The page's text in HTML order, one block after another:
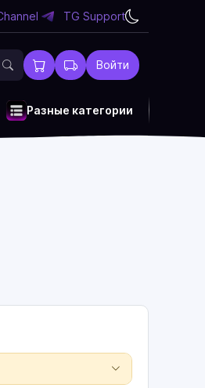
TG Support
Войти
Разные категории